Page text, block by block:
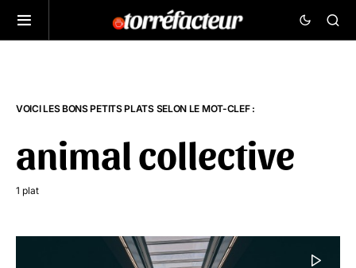
VOICI LES BONS PETITS PLATS SELON LE MOT-CLEF :
animal collective
1 plat